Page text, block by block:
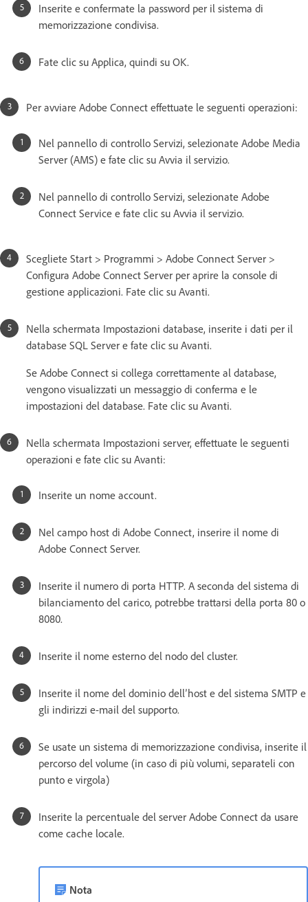
Inserite e confermate la password per il sistema di
memorizzazione condivisa.
Fate clic su Applica, quindi su OK.
Per avviare Adobe Connect effettuate le seguenti operazioni:
Nel pannello di controllo Servizi, selezionate Adobe Media
Server (AMS) e fate clic su Avvia il servizio.
Nel pannello di controllo Servizi, selezionate Adobe
Connect Service e fate clic su Avvia il servizio.
Scegliete Start > Programmi > Adobe Connect Server >
Configura Adobe Connect Server per aprire la console di
gestione applicazioni. Fate clic su Avanti.
Nella schermata Impostazioni database, inserite i dati per il
database SQL Server e fate clic su Avanti.
Se Adobe Connect si collega correttamente al database,
vengono visualizzati un messaggio di conferma e le
impostazioni del database. Fate clic su Avanti.
Nella schermata Impostazioni server, effettuate le seguenti
operazioni e fate clic su Avanti:
Inserite un nome account.
Nel campo host di Adobe Connect, inserire il nome di
Adobe Connect Server.
Inserite il numero di porta HTTP. A seconda del sistema di
bilanciamento del carico, potrebbe trattarsi della porta 80 o
8080.
Inserite il nome esterno del nodo del cluster.
Inserite il nome del dominio dell’host e del sistema SMTP e
gli indirizzi e-mail del supporto.
Se usate un sistema di memorizzazione condivisa, inserite il
percorso del volume (in caso di più volumi, separateli con
punto e virgola)
Inserite la percentuale del server Adobe Connect da usare
come cache locale.
Nota